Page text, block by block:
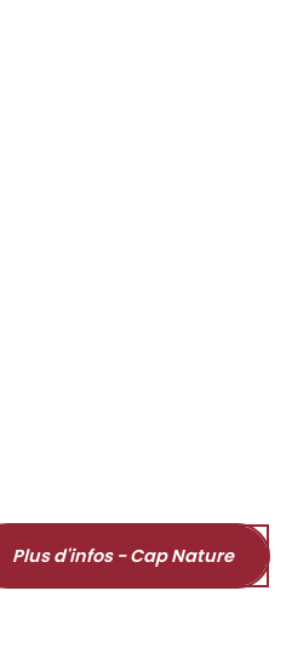
Plus d'infos - Cap Nature